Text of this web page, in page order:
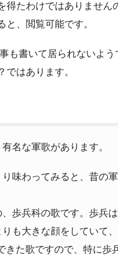
得たわけではありません
と、閲覧可能です。
も書いて居られないよ
ではあります。
名な軍歌があります。
味わってみると、昔の
歩兵科の歌です。歩兵
も大きな顔をしていて
きた歌ですので、特に